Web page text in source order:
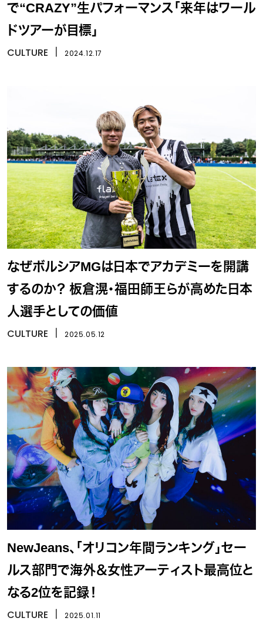
で“CRAZY”生パフォーマンス「来年はワール
ドツアーが目標」
CULTURE 2024.12.17
なぜボルシアMGは日本でアカデミーを開講
するのか？ 板倉滉・福田師王らが高めた日本
人選手としての価値
CULTURE 2025.05.12
NewJeans、「オリコン年間ランキング」セー
ルス部門で海外＆女性アーティスト最高位と
なる2位を記録！
CULTURE 2025.01.11